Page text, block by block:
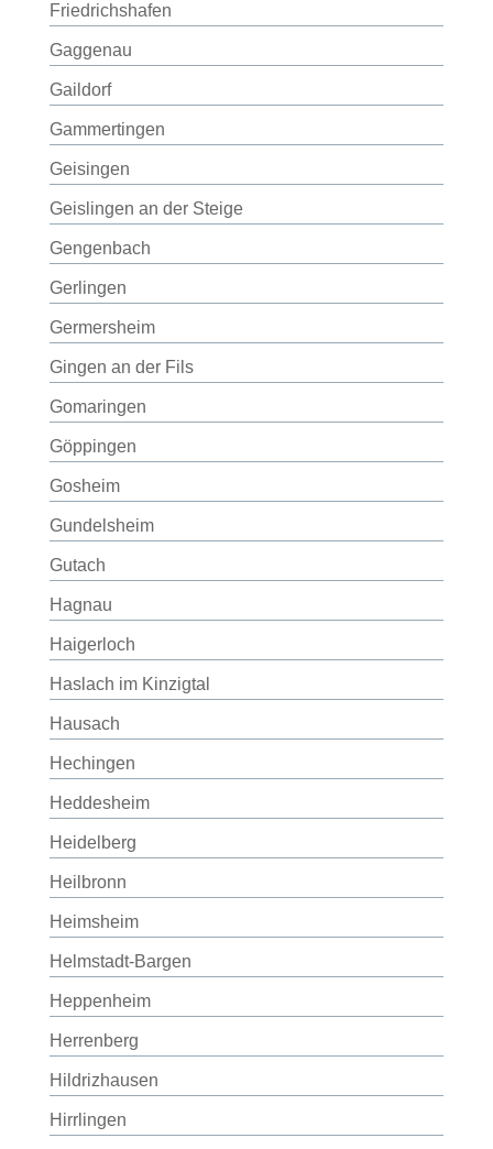
Friedrichshafen
Gaggenau
Gaildorf
Gammertingen
Geisingen
Geislingen an der Steige
Gengenbach
Gerlingen
Germersheim
Gingen an der Fils
Gomaringen
Göppingen
Gosheim
Gundelsheim
Gutach
Hagnau
Haigerloch
Haslach im Kinzigtal
Hausach
Hechingen
Heddesheim
Heidelberg
Heilbronn
Heimsheim
Helmstadt-Bargen
Heppenheim
Herrenberg
Hildrizhausen
Hirrlingen